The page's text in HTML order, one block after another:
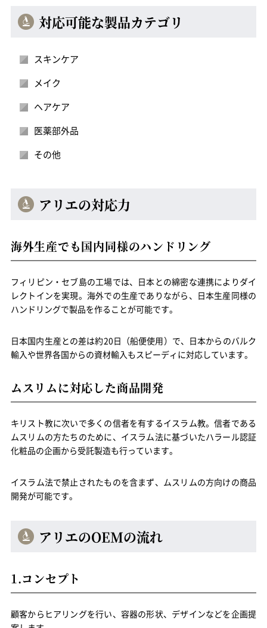
対応可能な製品カテゴリ
スキンケア
メイク
ヘアケア
医薬部外品
その他
アリエの対応力
海外生産でも国内同様のハンドリング
フィリピン・セブ島の工場では、日本との綿密な連携によりダイ
レクトインを実現。海外での生産でありながら、日本生産同様の
ハンドリングで製品を作ることが可能です。
日本国内生産との差は約20日（船便使用）で、日本からのバルク
輸入や世界各国からの資材輸入もスピーディに対応しています。
ムスリムに対応した商品開発
キリスト教に次いで多くの信者を有するイスラム教。信者である
ムスリムの方たちのために、イスラム法に基づいたハラール認証
化粧品の企画から受託製造も行っています。
イスラム法で禁止されたものを含まず、ムスリムの方向けの商品
開発が可能です。
アリエのOEMの流れ
1.コンセプト
顧客からヒアリングを行い、容器の形状、デザインなどを企画提